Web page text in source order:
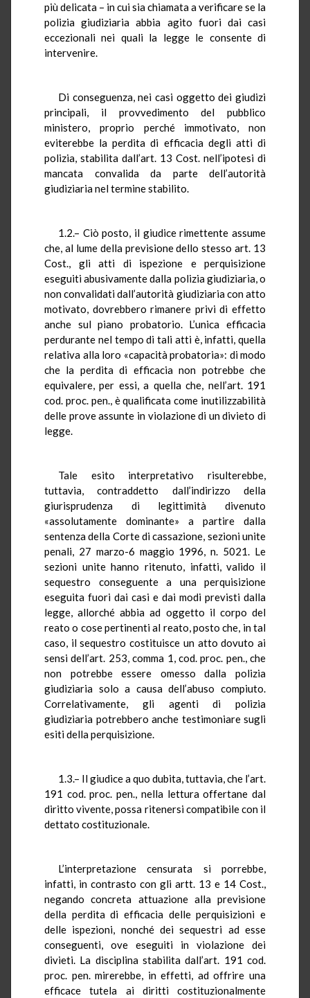
più delicata – in cui sia chiamata a verificare se la
polizia giudiziaria abbia agito fuori dai casi
eccezionali nei quali la legge le consente di
intervenire.
Di conseguenza, nei casi oggetto dei giudizi
principali, il provvedimento del pubblico
ministero, proprio perché immotivato, non
eviterebbe la perdita di efficacia degli atti di
polizia, stabilita dall’art. 13 Cost. nell’ipotesi di
mancata convalida da parte dell’autorità
giudiziaria nel termine stabilito.
1.2.– Ciò posto, il giudice rimettente assume
che, al lume della previsione dello stesso art. 13
Cost., gli atti di ispezione e perquisizione
eseguiti abusivamente dalla polizia giudiziaria, o
non convalidati dall’autorità giudiziaria con atto
motivato, dovrebbero rimanere privi di effetto
anche sul piano probatorio. L’unica efficacia
perdurante nel tempo di tali atti è, infatti, quella
relativa alla loro «capacità probatoria»: di modo
che la perdita di efficacia non potrebbe che
equivalere, per essi, a quella che, nell’art. 191
cod. proc. pen., è qualificata come inutilizzabilità
delle prove assunte in violazione di un divieto di
legge.
Tale esito interpretativo risulterebbe,
tuttavia, contraddetto dall’indirizzo della
giurisprudenza di legittimità divenuto
«assolutamente dominante» a partire dalla
sentenza della Corte di cassazione, sezioni unite
penali, 27 marzo-6 maggio 1996, n. 5021. Le
sezioni unite hanno ritenuto, infatti, valido il
sequestro conseguente a una perquisizione
eseguita fuori dai casi e dai modi previsti dalla
legge, allorché abbia ad oggetto il corpo del
reato o cose pertinenti al reato, posto che, in tal
caso, il sequestro costituisce un atto dovuto ai
sensi dell’art. 253, comma 1, cod. proc. pen., che
non potrebbe essere omesso dalla polizia
giudiziaria solo a causa dell’abuso compiuto.
Correlativamente, gli agenti di polizia
giudiziaria potrebbero anche testimoniare sugli
esiti della perquisizione.
1.3.– Il giudice a quo dubita, tuttavia, che l’art.
191 cod. proc. pen., nella lettura offertane dal
diritto vivente, possa ritenersi compatibile con il
dettato costituzionale.
L’interpretazione censurata si porrebbe,
infatti, in contrasto con gli artt. 13 e 14 Cost.,
negando concreta attuazione alla previsione
della perdita di efficacia delle perquisizioni e
delle ispezioni, nonché dei sequestri ad esse
conseguenti, ove eseguiti in violazione dei
divieti. La disciplina stabilita dall’art. 191 cod.
proc. pen. mirerebbe, in effetti, ad offrire una
efficace tutela ai diritti costituzionalmente